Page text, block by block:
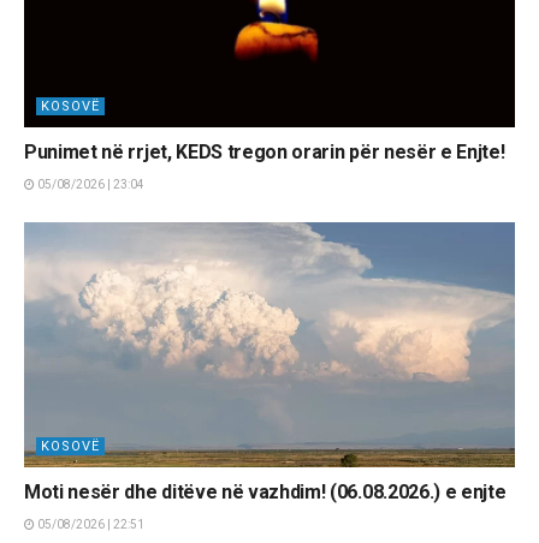
KOSOVË
Punimet në rrjet, KEDS tregon orarin për nesër e Enjte!
05/08/2026 | 23:04
KOSOVË
Moti nesër dhe ditëve në vazhdim! (06.08.2026.) e enjte
05/08/2026 | 22:51